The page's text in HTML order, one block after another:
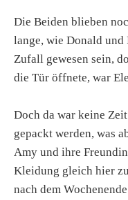
Die Beiden blieben
lange, wie Donald und
Zufall gewesen sein,
die Tür öffnete, war
Doch da war keine
gepackt werden, was
Amy und ihre
Kleidung gleich hier
nach dem